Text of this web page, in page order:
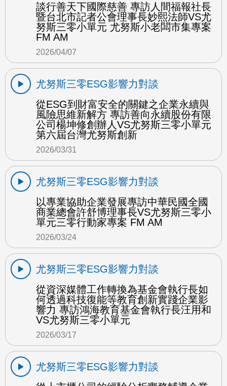
談行善天下國際慈善 專訪人間福報社長
暨台北市記者公會理事長妙熙法師VS尤
努斯三零小單元 尤努斯小老闆市集專案
FM AM
2026/04/07
尤努斯三零ESG影響力對談
從ESG到財富安全的關鍵之企業永續與
風險思維新解方 專訪善向永續股份有限
公司楊坤修創辦人VS尤努斯三零小單元
第六屆台灣尤努斯創新
2026/03/31
尤努斯三零ESG影響力對談
以專業協助企業發展專訪中華民國全國
商業總會許舒博理事長VS尤努斯三零小
單元三零行動家專案 FM AM
2026/03/24
尤努斯三零ESG影響力對談
從資深媒體工作轉換為基金會執行長如
何透過科技復能等教育創新實踐企業影
響力 專訪鴻海教育基金會執行長汪用和
VS尤努斯三零小單元
2026/03/17
尤努斯三零ESG影響力對談